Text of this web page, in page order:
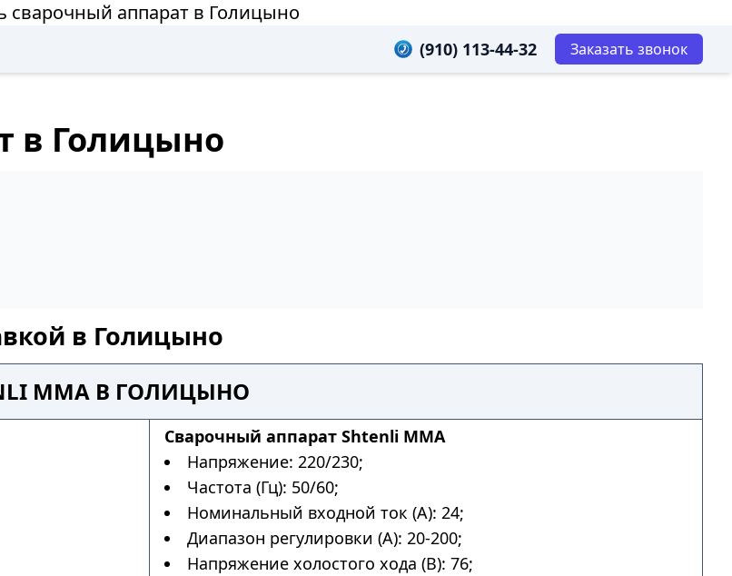
сварочный аппарат в Голицыно
(910) 113-44-32 Заказать звонок
в Голицыно
в Голицыно
MMA В ГОЛИЦЫНО
Сварочный аппарат Shtenli MMA
Напряжение: 220/230;
Частота (Гц): 50/60;
Номинальный входной ток (А): 24;
Диапазон регулировки (А): 20-200;
Напряжение холостого хода (В): 76;